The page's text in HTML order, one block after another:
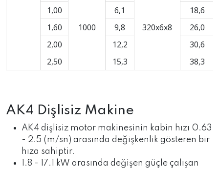
1000 320x6x8
1,00
6,1
18,6
1,60
9,8
26,0
2,00
12,2
30,6
2,50
15,3 38,3
AK4 Dişlisiz Makine
AK4 dişlisiz motor makinesinin kabin hızı 0.63
- 2.5 (m/sn) arasında değişkenlik gösteren bir
hıza sahiptir.
1.8 - 17.1 kW arasında değişen güçle çalışan